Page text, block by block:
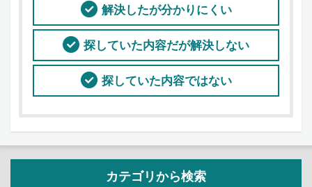
解決したが分かりにくい
探していた内容だが解決しない
探していた内容ではない
カテゴリから検索